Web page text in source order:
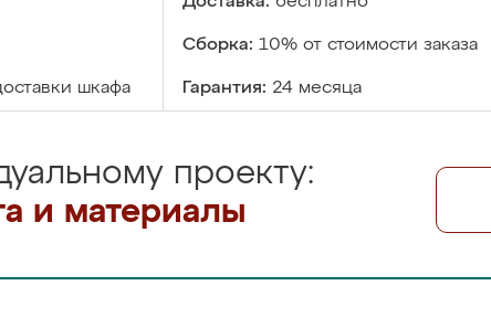
Сборка: 10% от стоимости заказа
шкафа Гарантия: 24 месяца
проекту:
и материалы